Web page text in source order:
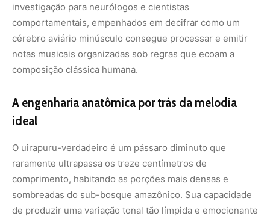
investigação para neurólogos e cientistas
comportamentais, empenhados em decifrar como um
cérebro aviário minúsculo consegue processar e emitir
notas musicais organizadas sob regras que ecoam a
composição clássica humana.
A engenharia anatômica por trás da melodia
ideal
O uirapuru-verdadeiro é um pássaro diminuto que
raramente ultrapassa os treze centímetros de
comprimento, habitando as porções mais densas e
sombreadas do sub-bosque amazônico. Sua capacidade
de produzir uma variação tonal tão límpida e emocionante